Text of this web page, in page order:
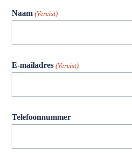
Naam (Vereist)
E-mailadres (Vereist)
Telefoonnummer